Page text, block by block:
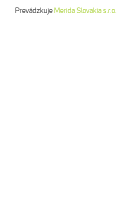
Prevádzkuje Merida Slovakia s.r.o.